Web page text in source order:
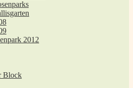
2012
Block